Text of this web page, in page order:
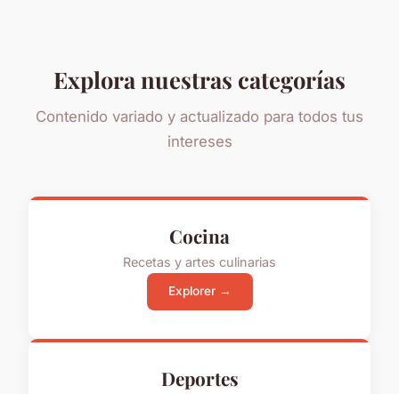
Explora nuestras categorías
Contenido variado y actualizado para todos tus
intereses
Cocina
Recetas y artes culinarias
Explorer →
Deportes